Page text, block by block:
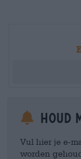
Houd
Vul hier je e-
worden